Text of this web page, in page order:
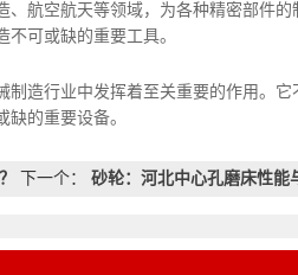
航空航天等领域，为各种精密部件的
不可或缺的重要工具。
造行业中发挥着至关重要的作用。它
的重要设备。
下一个： 砂轮：河北中心孔磨床性能